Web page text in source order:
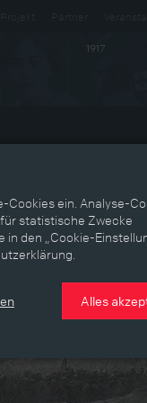
1917
Cookies ein. Analyse-
statistische Zwecke
den „Cookie-
Alles